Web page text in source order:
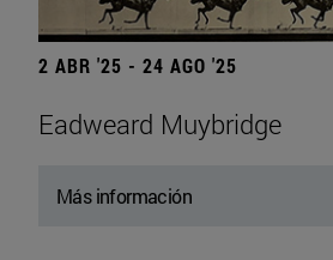
2 ABR '25 - 24 AGO '25
Eadweard Muybridge
Más información